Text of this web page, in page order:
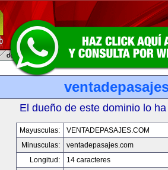
El dueño de este dominio lo
Mayusculas:
VENTADEPASAJES.COM
Minusculas:
ventadepasajes.com
Longitud:
14 caracteres